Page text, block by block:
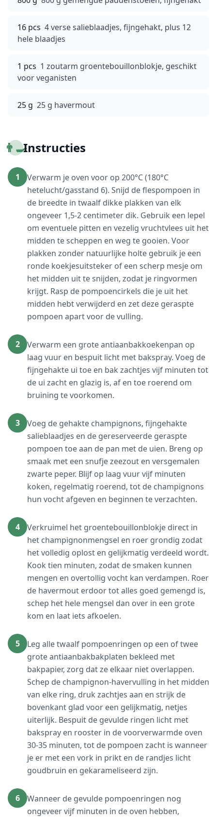
16 pcs 4 verse salieblaadjes, fijngehakt, plus 12
hele blaadjes
1 pcs 1 zoutarm groentebouillonblokje, geschikt
voor veganisten
25 g 25 g havermout
👨‍🍳Instructies
1
Verwarm je oven voor op 200°C (180°C
hetelucht/gasstand 6). Snijd de flespompoen in
de breedte in twaalf dikke plakken van elk
ongeveer 1,5-2 centimeter dik. Gebruik een lepel
om eventuele pitten en vezelig vruchtvlees uit het
midden te scheppen en weg te gooien. Voor
plakken zonder natuurlijke holte gebruik je een
ronde koekjesuitsteker of een scherp mesje om
het midden uit te snijden, zodat je ringvormen
krijgt. Rasp de pompoencirkels die je uit het
midden hebt verwijderd en zet deze geraspte
pompoen apart voor de vulling.
2
Verwarm een grote antiaanbakkoekenpan op
laag vuur en bespuit licht met bakspray. Voeg de
fijngehakte ui toe en bak zachtjes vijf minuten tot
de ui zacht en glazig is, af en toe roerend om
bruining te voorkomen.
3
Voeg de gehakte champignons, fijngehakte
salieblaadjes en de gereserveerde geraspte
pompoen toe aan de pan met de uien. Breng op
smaak met een snufje zeezout en versgemalen
zwarte peper. Blijf op laag vuur vijf minuten
koken, regelmatig roerend, tot de champignons
hun vocht afgeven en beginnen te verzachten.
4
Verkruimel het groentebouillonblokje direct in
het champignonmengsel en roer grondig zodat
het volledig oplost en gelijkmatig verdeeld wordt.
Kook tien minuten, zodat de smaken kunnen
mengen en overtollig vocht kan verdampen. Roer
de havermout erdoor tot alles goed gemengd is,
schep het hele mengsel dan over in een grote
kom en laat iets afkoelen.
5
Leg alle twaalf pompoenringen op een of twee
grote antiaanbakbakplaten bekleed met
bakpapier, zorg dat ze elkaar niet overlappen.
Schep de champignon-havervulling in het midden
van elke ring, druk zachtjes aan en strijk de
bovenkant glad voor een gelijkmatig, netjes
uiterlijk. Bespuit de gevulde ringen licht met
bakspray en rooster in de voorverwarmde oven
30-35 minuten, tot de pompoen zacht is wanneer
je er met een vork in prikt en de randjes licht
goudbruin en gekarameliseerd zijn.
6
Wanneer de gevulde pompoenringen nog
ongeveer vijf minuten in de oven hebben,